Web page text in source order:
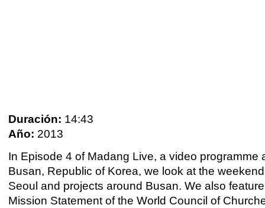
Duración: 14:43
Año: 2013
In Episode 4 of Madang Live, a video
Busan, Republic of Korea, we look at the
Seoul and projects around Busan. We also
Mission Statement of the World Council of